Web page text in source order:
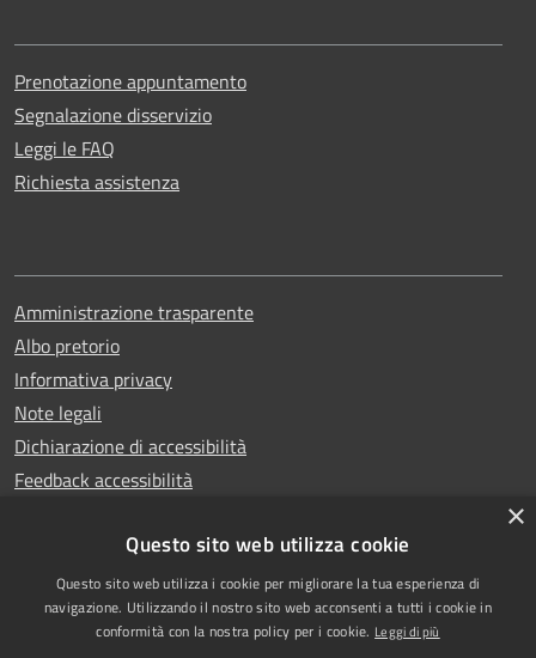
Prenotazione appuntamento
Segnalazione disservizio
Leggi le FAQ
Richiesta assistenza
Amministrazione trasparente
Albo pretorio
Informativa privacy
Note legali
Dichiarazione di accessibilità
Feedback accessibilità
RSS
Accessibilità
Copyright © 2025
Comune di Garlasco
×
Questo sito web utilizza cookie
Questo sito web utilizza i cookie per migliorare la tua esperienza di
navigazione. Utilizzando il nostro sito web acconsenti a tutti i cookie in
conformità con la nostra policy per i cookie. Leggi di più